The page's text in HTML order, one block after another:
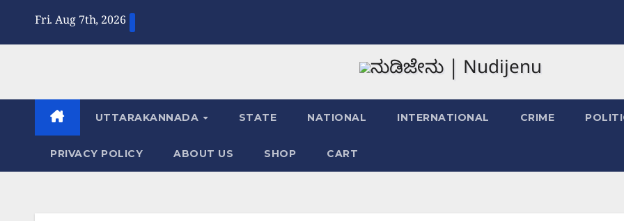
Fri. Aug 7th, 2026
UTTARAKANNADA STATE NATIONAL INTERNATIONAL CRIME
PRIVACY POLICY ABOUT US SHOP CART